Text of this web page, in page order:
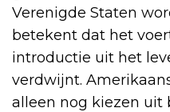
Verenigde Staten
betekent dat het
introductie uit het
verdwijnt.
alleen nog kiezen uit